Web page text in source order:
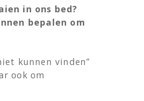
in ons bed?
bepalen om
kunnen vinden”
ook om